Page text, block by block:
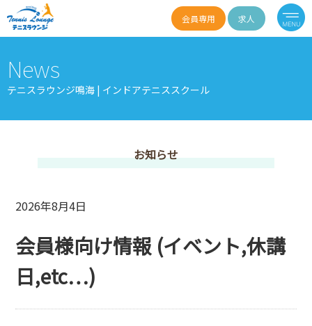
会員専用 求人
News
テニスラウンジ鳴海 | インドアテニススクール
お知らせ
2026年8月4日
会員様向け情報 (イベント,休講
日,etc…)